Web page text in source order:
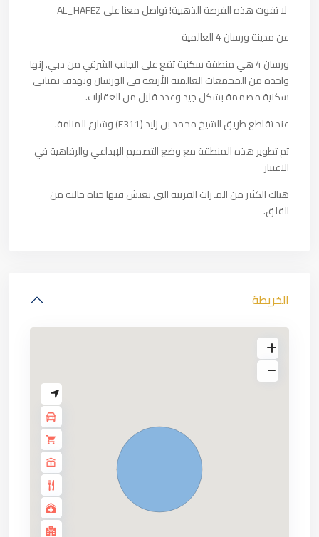
لا تفوت هذه الفرصة الذهبية!تواصل معنا على AL_HAFEZ
عن مدينة ورسان 4 العالمية
ورسان 4 هي منطقة سكنية تقع على الجانب الشرقي من دبي.
إنها
واحدة من المجمعات العالمية الأربعة في الورسان وتهدف بمباني
سكنية مصممة بشكل جيد وعدد قليل من العقارات.
عند تقاطع طريق الشيخ محمد بن زايد (E311) وشارع المنامة.
تم تطوير هذه المنطقة مع وضع التصميم الإبداعي والرفاهية في
الاعتبار
هناك الكثير من الميزات القريبة التي تعيش فيها حياة خالية من
القلق.
الخريطة